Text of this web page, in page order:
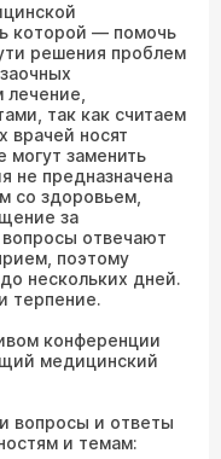
которой — помочь
решения проблем
так как считаем
врачей носят
могут заменить
не предназначена
со здоровьем,
за
отвечают
поэтому
нескольких дней.
терпение.
конференции
медицинский
вопросы и ответы
и темам: